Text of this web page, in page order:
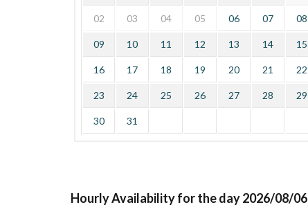
02 03 04 05 06 07 08
09 10 11 12 13 14 15
16 17 18 19 20 21 22
23 24 25 26 27 28 29
30 31
Hourly Availability for the day 2026/08/06